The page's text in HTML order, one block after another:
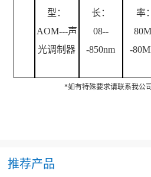
型：
AOM---声
光调制器
长：
08--
-850nm
率：
80
-80M
*如有特殊要求请联系我公
推荐产品